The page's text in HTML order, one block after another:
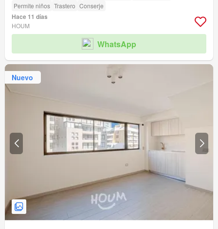
Permite niños Trastero Conserje
Hace 11 días
HOUM
WhatsApp
Nuevo